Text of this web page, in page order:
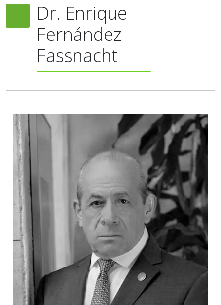
Dr. Enrique
Fernández
Fassnacht